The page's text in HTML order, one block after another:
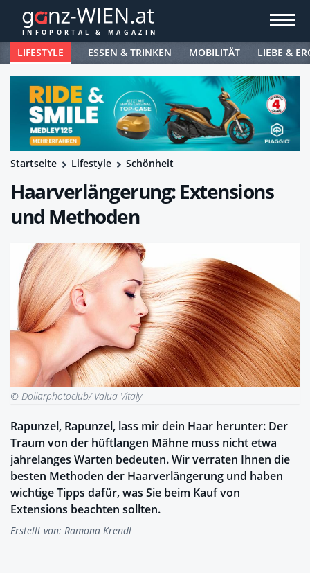
LIFESTYLE ESSEN & TRINKEN MOBILITÄT LIEBE &
Startseite Lifestyle Schönheit
Haarverlängerung: Extensions
und Methoden
© Dollarphotoclub/ Valua Vitaly
Rapunzel, Rapunzel, lass mir dein Haar herunter: Der
Traum von der hüftlangen Mähne muss nicht etwa
jahrelanges Warten bedeuten. Wir verraten Ihnen die
besten Methoden der Haarverlängerung und haben
wichtige Tipps dafür, was Sie beim Kauf von
Extensions beachten sollten.
Erstellt von: Ramona Krendl